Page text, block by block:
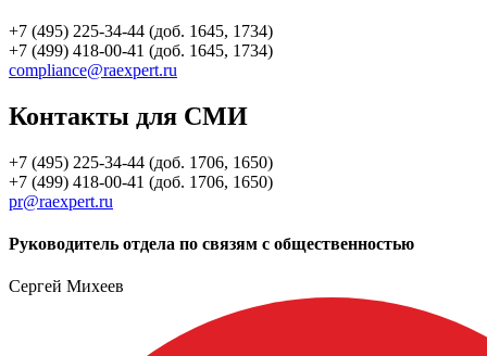
+7 (495) 225-34-44 (доб. 1645, 1734)
+7 (499) 418-00-41 (доб. 1645, 1734)
compliance@raexpert.ru
Контакты для СМИ
+7 (495) 225-34-44 (доб. 1706, 1650)
+7 (499) 418-00-41 (доб. 1706, 1650)
pr@raexpert.ru
Руководитель отдела по связям с общественностью
Сергей Михеев